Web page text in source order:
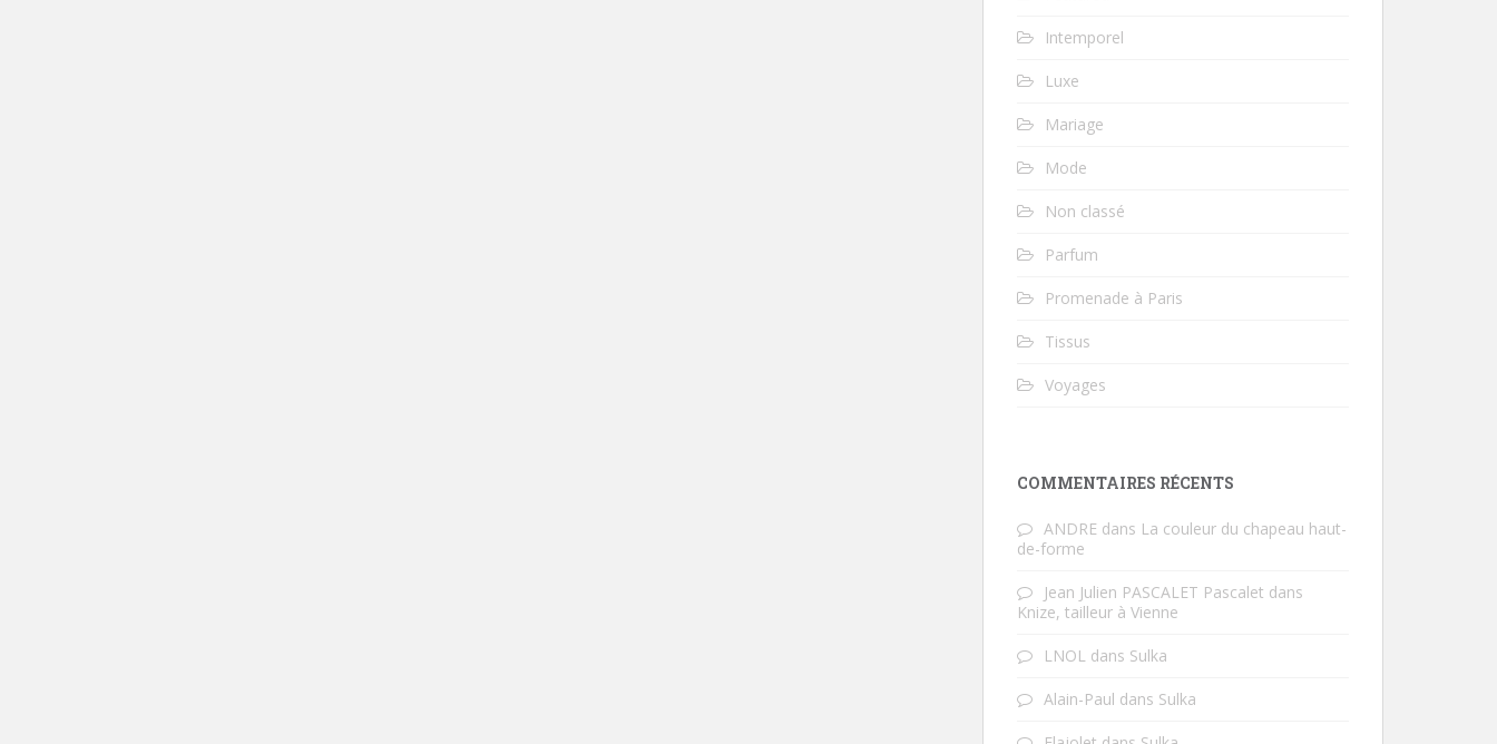
Intemporel
Luxe
Mariage
Mode
Non classé
Parfum
Promenade à Paris
Tissus
Voyages
COMMENTAIRES RÉCENTS
ANDRE dans La couleur du chapeau haut-
de-forme
Jean Julien PASCALET Pascalet dans
Knize, tailleur à Vienne
LNOL dans Sulka
Alain-Paul dans Sulka